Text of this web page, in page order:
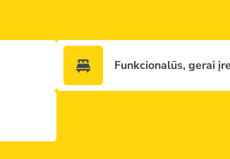
Funkcionalūs, gerai